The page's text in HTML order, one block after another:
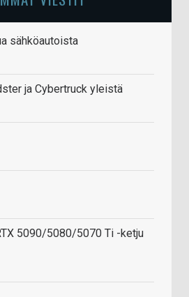
sähköautoista
ja Cybertruck yleistä
5090/5080/5070 Ti -ketju